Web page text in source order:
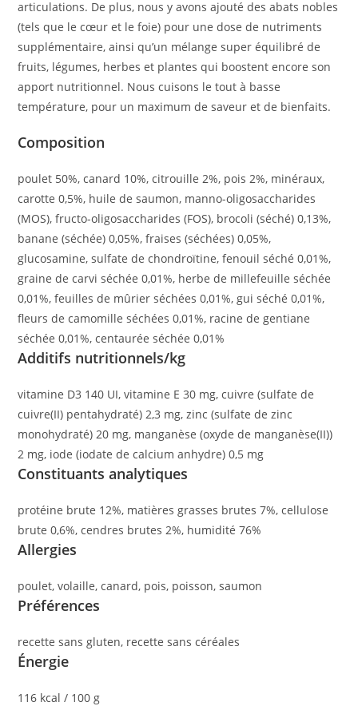
articulations. De plus, nous y avons ajouté des abats nobles
(tels que le cœur et le foie) pour une dose de nutriments
supplémentaire, ainsi qu’un mélange super équilibré de
fruits, légumes, herbes et plantes qui boostent encore son
apport nutritionnel. Nous cuisons le tout à basse
température, pour un maximum de saveur et de bienfaits.
Composition
poulet 50%, canard 10%, citrouille 2%, pois 2%, minéraux,
carotte 0,5%, huile de saumon, manno-oligosaccharides
(MOS), fructo-oligosaccharides (FOS), brocoli (séché) 0,13%,
banane (séchée) 0,05%, fraises (séchées) 0,05%,
glucosamine, sulfate de chondroïtine, fenouil séché 0,01%,
graine de carvi séchée 0,01%, herbe de millefeuille séchée
0,01%, feuilles de mûrier séchées 0,01%, gui séché 0,01%,
fleurs de camomille séchées 0,01%, racine de gentiane
séchée 0,01%, centaurée séchée 0,01%
Additifs nutritionnels/kg
vitamine D3 140 UI, vitamine E 30 mg, cuivre (sulfate de
cuivre(II) pentahydraté) 2,3 mg, zinc (sulfate de zinc
monohydraté) 20 mg, manganèse (oxyde de manganèse(II))
2 mg, iode (iodate de calcium anhydre) 0,5 mg
Constituants analytiques
protéine brute 12%, matières grasses brutes 7%, cellulose
brute 0,6%, cendres brutes 2%, humidité 76%
Allergies
poulet, volaille, canard, pois, poisson, saumon
Préférences
recette sans gluten, recette sans céréales
Énergie
116 kcal / 100 g